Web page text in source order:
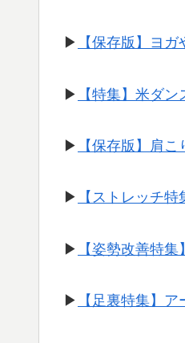
▶︎ 【保存版】ヨ
▶︎ 【特集】米ダ
▶︎ 【保存版】肩
▶︎ 【ストレッチ
▶︎ 【姿勢改善特
▶︎ 【足裏特集】